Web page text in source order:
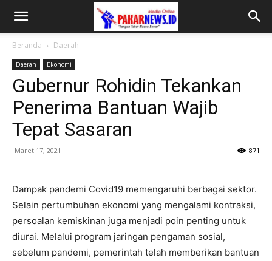
Beranda Daerah
Daerah Ekonomi
Gubernur Rohidin Tekankan
Penerima Bantuan Wajib
Tepat Sasaran
Maret 17, 2021 871
Dampak pandemi Covid19 memengaruhi berbagai sektor.
Selain pertumbuhan ekonomi yang mengalami kontraksi,
persoalan kemiskinan juga menjadi poin penting untuk
diurai. Melalui program jaringan pengaman sosial,
sebelum pandemi, pemerintah telah memberikan bantuan